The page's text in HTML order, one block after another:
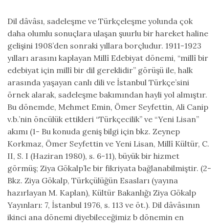
Dil dâvâsı, sadeleşme ve Türkçeleşme yolunda çok
daha olumlu sonuçlara ulaşan şuurlu bir hareket haline
gelişini 1908’den sonraki yıllara borçludur. 1911-1923
yılları arasını kaplayan Millî Edebiyat dönemi, “millî bir
edebiyat için millî bir dil gereklidir” görüşü ile, halk
arasında yaşayan canlı dili ve İstanbul Türkçe’sini
örnek alarak, sadeleşme bakımından hayli yol almıştır.
Bu dönemde, Mehmet Emin, Ömer Seyfettin, Ali Canip
v.b.’nin öncülük ettikleri “Türkçecilik” ve “Yeni Lisan”
akımı (1- Bu konuda geniş bilgi için bkz. Zeynep
Korkmaz, Ömer Seyfettin ve Yeni Lisan, Millî Kültür, C.
II, S. I (Haziran 1980), s. 6-11), büyük bir hizmet
görmüş; Ziya Gökalp’le bir fikriyata bağlanabilmiştir. (2-
Bkz. Ziya Gökalp, Türkçülüğün Esasları (yayına
hazırlayan M. Kaplan), Kültür Bakanlığı Ziya Gökalp
Yayınları: 7, İstanbul 1976, s. 113 ve öt.). Dil dâvâsının
ikinci ana dönemi diyebileceğimiz b dönemin en